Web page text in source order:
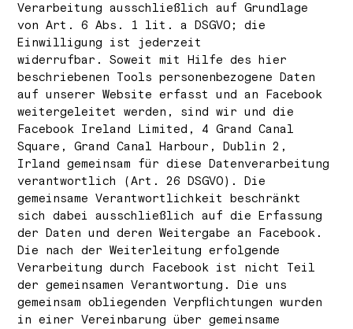
Verarbeitung ausschließlich auf Grundlage
von Art. 6 Abs. 1 lit. a DSGVO; die
Einwilligung ist jederzeit
widerrufbar. Soweit mit Hilfe des hier
beschriebenen Tools personenbezogene Daten
auf unserer Website erfasst und an Facebook
weitergeleitet werden, sind wir und die
Facebook Ireland Limited, 4 Grand Canal
Square, Grand Canal Harbour, Dublin 2,
Irland gemeinsam für diese Datenverarbeitung
verantwortlich (Art. 26 DSGVO). Die
gemeinsame Verantwortlichkeit beschränkt
sich dabei ausschließlich auf die Erfassung
der Daten und deren Weitergabe an Facebook.
Die nach der Weiterleitung erfolgende
Verarbeitung durch Facebook ist nicht Teil
der gemeinsamen Verantwortung. Die uns
gemeinsam obliegenden Verpflichtungen wurden
in einer Vereinbarung über gemeinsame